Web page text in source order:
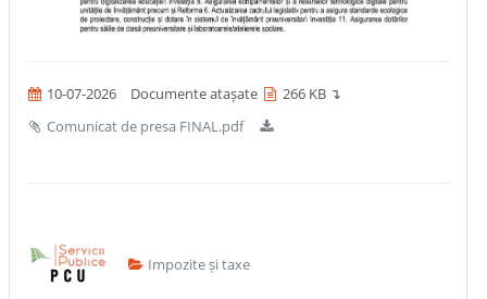
10-07-2026 Documente atașate
266 KB ↴
Comunicat de presa FINAL.pdf
Impozite și taxe